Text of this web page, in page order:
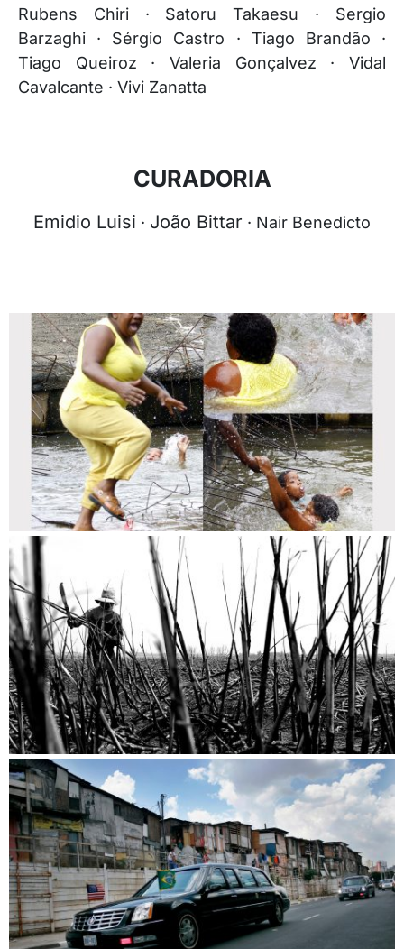
Rubens Chiri · Satoru Takaesu · Sergio
Barzaghi · Sérgio Castro · Tiago Brandão ·
Tiago Queiroz · Valeria Gonçalvez · Vidal
Cavalcante · Vivi Zanatta
CURADORIA
Emidio Luisi · João Bittar · Nair Benedicto